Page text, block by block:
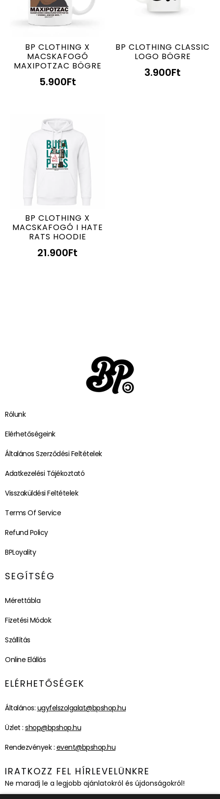
BP CLOTHING X
MACSKAFOGÓ
MAXIPOTZAC BÖGRE
5.900Ft
BP CLOTHING CLASSIC
LOGO BÖGRE
3.900Ft
BP CLOTHING X
MACSKAFOGÓ I HATE
RATS HOODIE
21.900Ft
Rólunk
Elérhetőségeink
Általános Szerződési Feltételek
Adatkezelési Tájékoztató
Visszaküldési Feltételek
Terms Of Service
Refund Policy
BPLoyality
SEGÍTSÉG
Mérettábla
Fizetési Módok
Szállítás
Online Elállás
ELÉRHETŐSÉGEK
Általános: ugyfelszolgalat@bpshop.hu
Üzlet : shop@bpshop.hu
Rendezvények : event@bpshop.hu
IRATKOZZ FEL HÍRLEVELÜNKRE
Ne maradj le a legjobb ajánlatokról és újdonságokról!